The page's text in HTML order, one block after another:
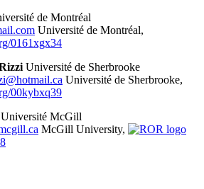
de Montréal
Université de Montréal,
0161xgx34
Université de Sherbrooke
Université de Sherbrooke,
00kybxq39
Université McGill
McGill University,